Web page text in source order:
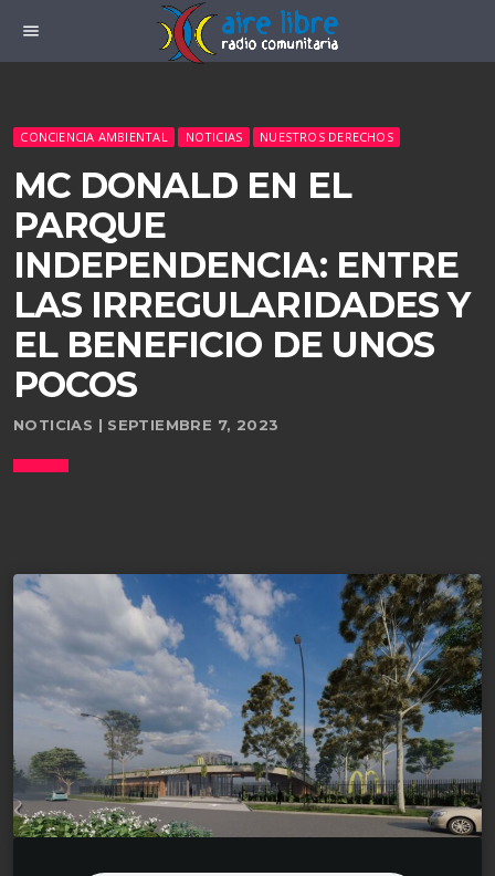
menu
CONCIENCIA AMBIENTAL NOTICIAS NUESTROS DERECHOS
MC DONALD EN EL
PARQUE
INDEPENDENCIA: ENTRE
LAS IRREGULARIDADES Y
EL BENEFICIO DE UNOS
POCOS
NOTICIAS | SEPTIEMBRE 7, 2023